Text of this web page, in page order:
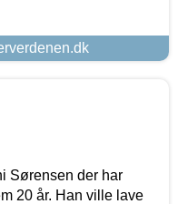
Sørensen der har
20 år. Han ville lave